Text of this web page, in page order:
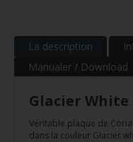
La description
Manualer / Download
Glacier White
Véritable plaque de
dans la couleur Glacier